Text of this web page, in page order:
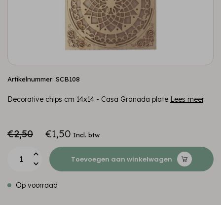
Artikelnummer: SCB108
Decorative chips cm 14x14 - Casa Granada plate Lees meer.
€2,50 €1,50 Incl. btw
Toevoegen aan winkelwagen
Op voorraad